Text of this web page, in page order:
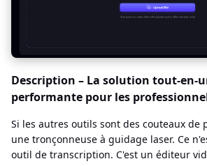
Description – La solution tout-en-
performante pour les
Si les autres outils sont des couteaux de
une tronçonneuse à guidage laser. Ce
outil de transcription. C'est un éditeur